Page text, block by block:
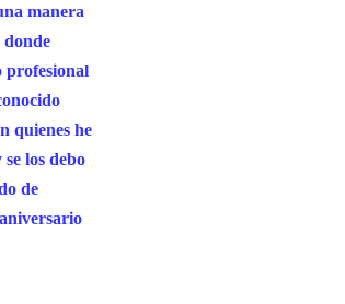
manera
donde
profesional
quienes he
los debo
de